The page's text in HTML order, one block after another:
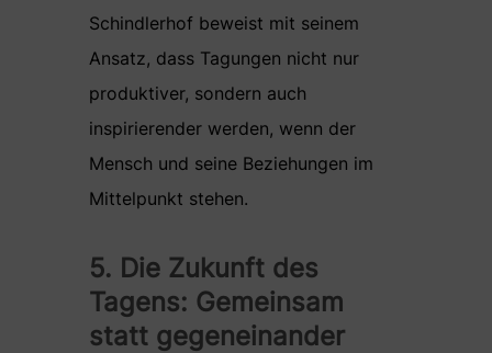
Schindlerhof beweist mit seinem
Ansatz, dass Tagungen nicht nur
produktiver, sondern auch
inspirierender werden, wenn der
Mensch und seine Beziehungen im
Mittelpunkt stehen.
5. Die Zukunft des
Tagens: Gemeinsam
statt gegeneinander